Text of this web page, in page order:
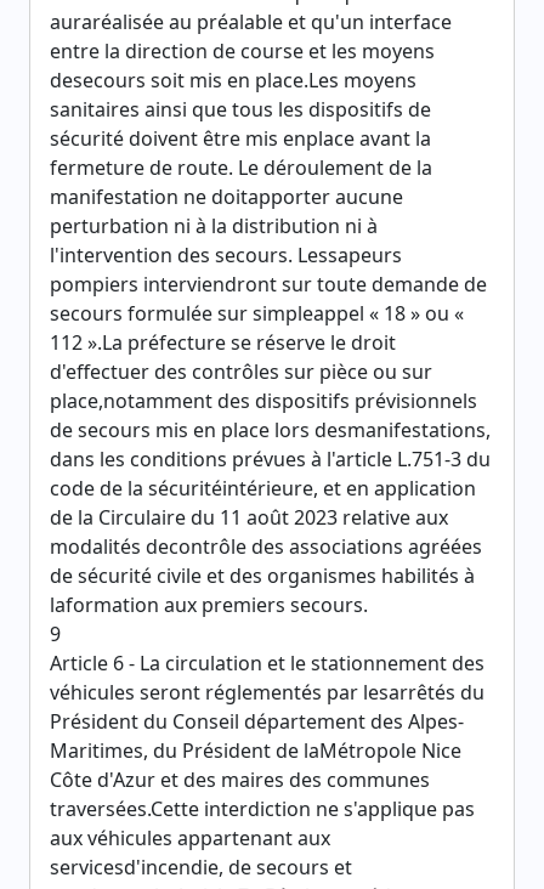
auraréalisée au préalable et qu'un interface
entre la direction de course et les moyens
desecours soit mis en place.Les moyens
sanitaires ainsi que tous les dispositifs de
sécurité doivent être mis enplace avant la
fermeture de route. Le déroulement de la
manifestation ne doitapporter aucune
perturbation ni à la distribution ni à
l'intervention des secours. Lessapeurs
pompiers interviendront sur toute demande de
secours formulée sur simpleappel « 18 » ou «
112 ».La préfecture se réserve le droit
d'effectuer des contrôles sur pièce ou sur
place,notamment des dispositifs prévisionnels
de secours mis en place lors desmanifestations,
dans les conditions prévues à l'article L.751-3 du
code de la sécuritéintérieure, et en application
de la Circulaire du 11 août 2023 relative aux
modalités decontrôle des associations agréées
de sécurité civile et des organismes habilités à
laformation aux premiers secours.
9
Article 6 - La circulation et le stationnement des
véhicules seront réglementés par lesarrêtés du
Président du Conseil département des Alpes-
Maritimes, du Président de laMétropole Nice
Côte d'Azur et des maires des communes
traversées.Cette interdiction ne s'applique pas
aux véhicules appartenant aux
servicesd'incendie, de secours et